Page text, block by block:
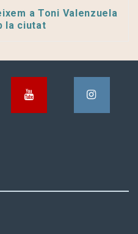
a Toni Valenzuela
la ciutat